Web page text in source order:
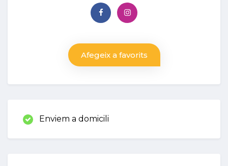
Afegeix a favorits
Enviem a domicili